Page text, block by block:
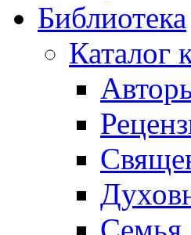
Библиотека
Каталог